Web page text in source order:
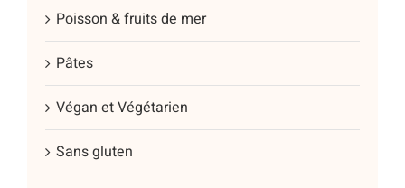
Poisson & fruits de mer
Pâtes
Végan et Végétarien
Sans gluten